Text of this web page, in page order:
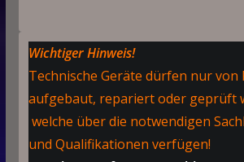
Wichtiger Hinweis!
Technische Geräte dürfen nur von
aufgebaut, repariert oder geprüft
welche über die notwendigen
und Qualifikationen verfügen!